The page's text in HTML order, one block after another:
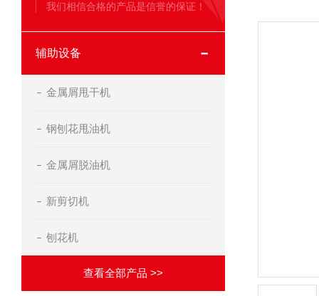
我们相信合格的产品是信誉的保证！
辅助设备
金属屑甩干机
钢刨花甩油机
金属屑脱油机
新剪切机
刨花机
查看全部产品 >>